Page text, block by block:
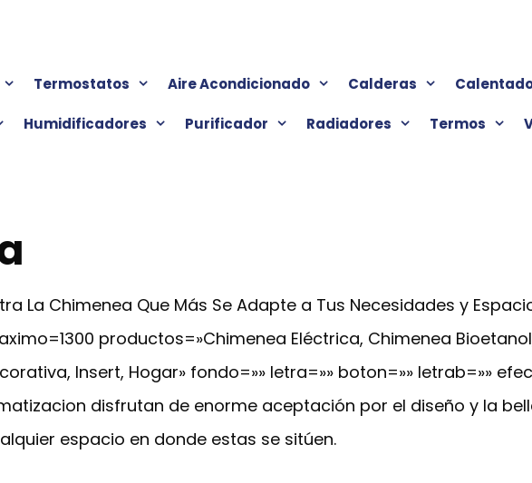
Termostatos Aire Acondicionado Calderas
Humidificadores Purificador Radiadores Termos
La Chimenea Que Más Se Adapte a Tus Necesidades y
productos=»Chimenea Eléctrica, Chimenea
Insert, Hogar» fondo=»» letra=»» boton=»» letrab=»»
disfrutan de enorme aceptación por el diseño y la
espacio en donde estas se sitúen.